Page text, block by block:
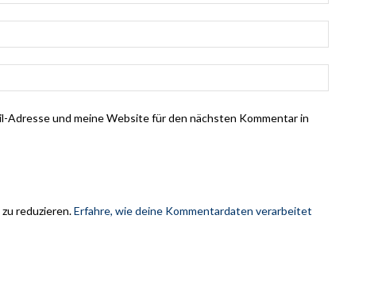
Adresse und meine Website für den nächsten Kommentar in
reduzieren.Erfahre, wie deine Kommentardaten verarbeitet